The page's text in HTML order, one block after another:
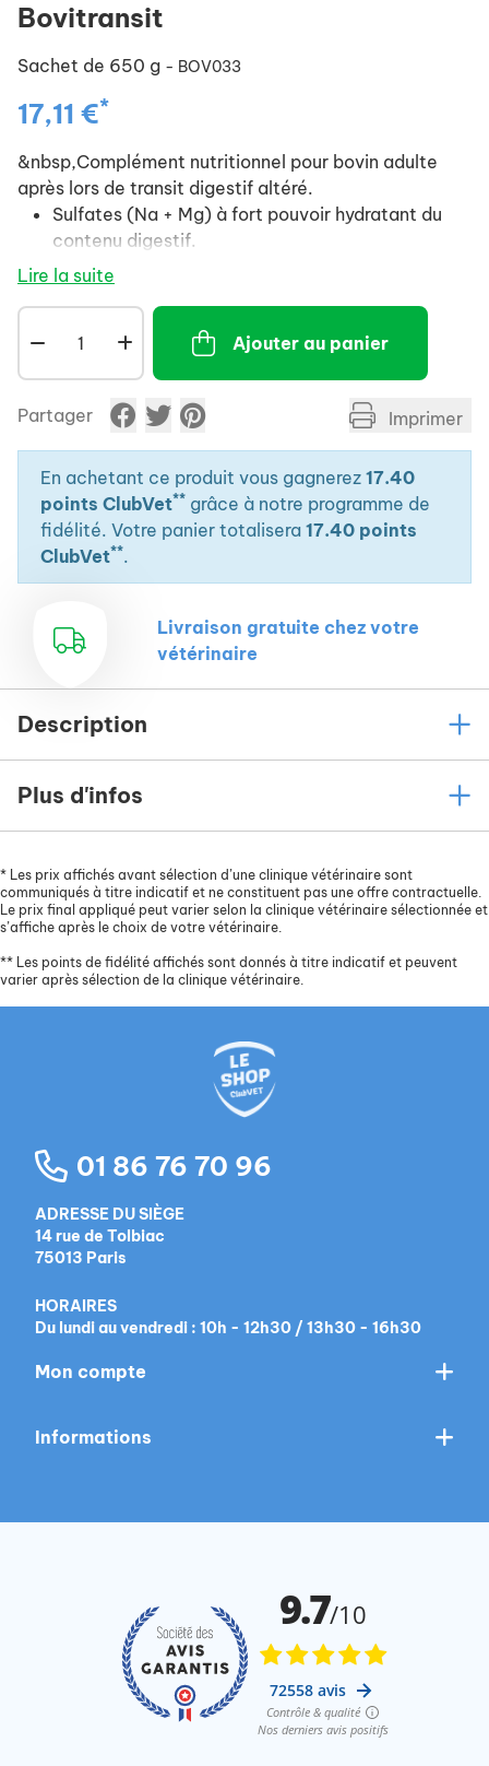
Bovitransit
Sachet de 650 g - BOV033
17,11 €*
&nbsp,Complément nutritionnel pour bovin adulte
après lors de transit digestif altéré.
Sulfates (Na + Mg) à fort pouvoir hydratant du
contenu digestif.
Sorbitol + cascara pour agir sur le péristaltisme.
Levure&nbsp,: la stase digestive perturbe
l'équilibre de la flore ruminale.
Rétablie l'équilibre physiologique de l'organisme
pour une meilleure récupération.
Agit sur le microbiote ruminal pour relancer
Lire la suite
Ajouter au panier
Partager Imprimer
En achetant ce produit vous gagnerez 17.40
points ClubVet** grâce à notre programme de
fidélité. Votre panier totalisera 17.40 points
ClubVet**.
Livraison gratuite chez votre
vétérinaire
Description
Plus d'infos
* Les prix affichés avant sélection d’une clinique vétérinaire sont
communiqués à titre indicatif et ne constituent pas une offre contractuelle.
Le prix final appliqué peut varier selon la clinique vétérinaire sélectionnée et
s’affiche après le choix de votre vétérinaire.
** Les points de fidélité affichés sont donnés à titre indicatif et peuvent
varier après sélection de la clinique vétérinaire.
01 86 76 70 96
ADRESSE DU SIÈGE
14 rue de Tolbiac
75013 Paris
HORAIRES
Du lundi au vendredi : 10h - 12h30 / 13h30 - 16h30
Mon compte
Informations